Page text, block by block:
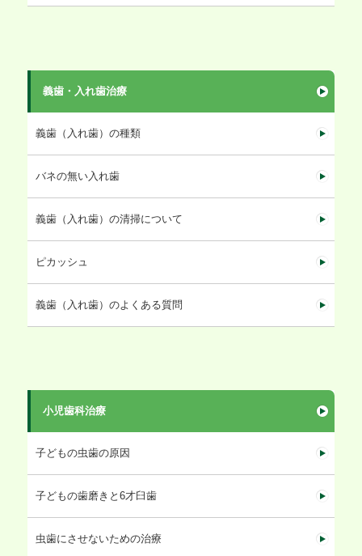
義歯・入れ歯治療
義歯（入れ歯）の種類
バネの無い入れ歯
義歯（入れ歯）の清掃について
ピカッシュ
義歯（入れ歯）のよくある質問
小児歯科治療
子どもの虫歯の原因
子どもの歯磨きと6才臼歯
虫歯にさせないための治療